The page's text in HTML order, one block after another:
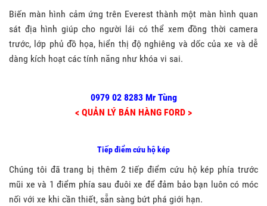
Biến màn hình cảm ứng trên Everest thành một màn hình quan
sát địa hình giúp cho người lái có thể xem đồng thời camera
trước, lớp phủ đồ họa, hiển thị độ nghiêng và dốc của xe và dễ
dàng kích hoạt các tính năng như khóa vi sai.
0979 02 8283 Mr Tùng
< QUẢN LÝ BÁN HÀNG FORD >
Tiếp điểm cứu hộ kép
Chúng tôi đã trang bị thêm 2 tiếp điểm cứu hộ kép phía trước
mũi xe và 1 điểm phía sau đuôi xe để đảm bảo bạn luôn có móc
nối với xe khi cần thiết, sẵn sàng bứt phá giới hạn.